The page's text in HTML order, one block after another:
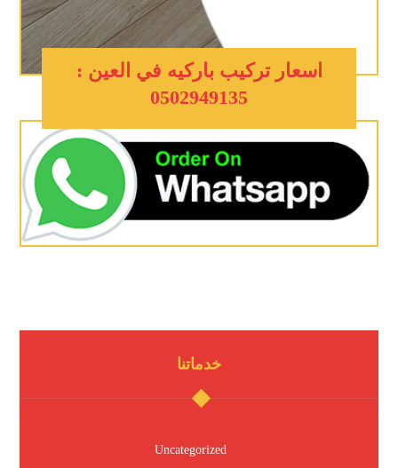
اسعار تركيب باركيه في العين :
0502949135
خدماتنا
Uncategorized